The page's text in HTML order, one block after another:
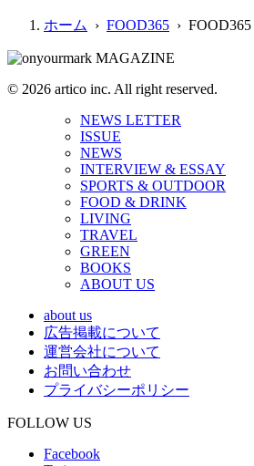
ホーム › FOOD365 ›
© 2026 artico inc. All right reserved.
NEWS LETTER
ISSUE
NEWS
INTERVIEW & ESSAY
SPORTS & OUTDOOR
FOOD & DRINK
LIVING
TRAVEL
GREEN
BOOKS
ABOUT US
about us
広告掲載について
運営会社について
お問い合わせ
プライバシーポリシー
FOLLOW US
Facebook